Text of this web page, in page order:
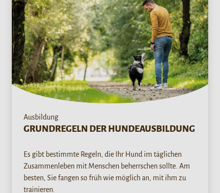
Ausbildung
GRUNDREGELN DER HUNDEAUSBILDUNG
Es gibt bestimmte Regeln, die Ihr Hund im täglichen
Zusammenleben mit Menschen beherrschen sollte. Am
besten, Sie fangen so früh wie möglich an, mit ihm zu
trainieren.